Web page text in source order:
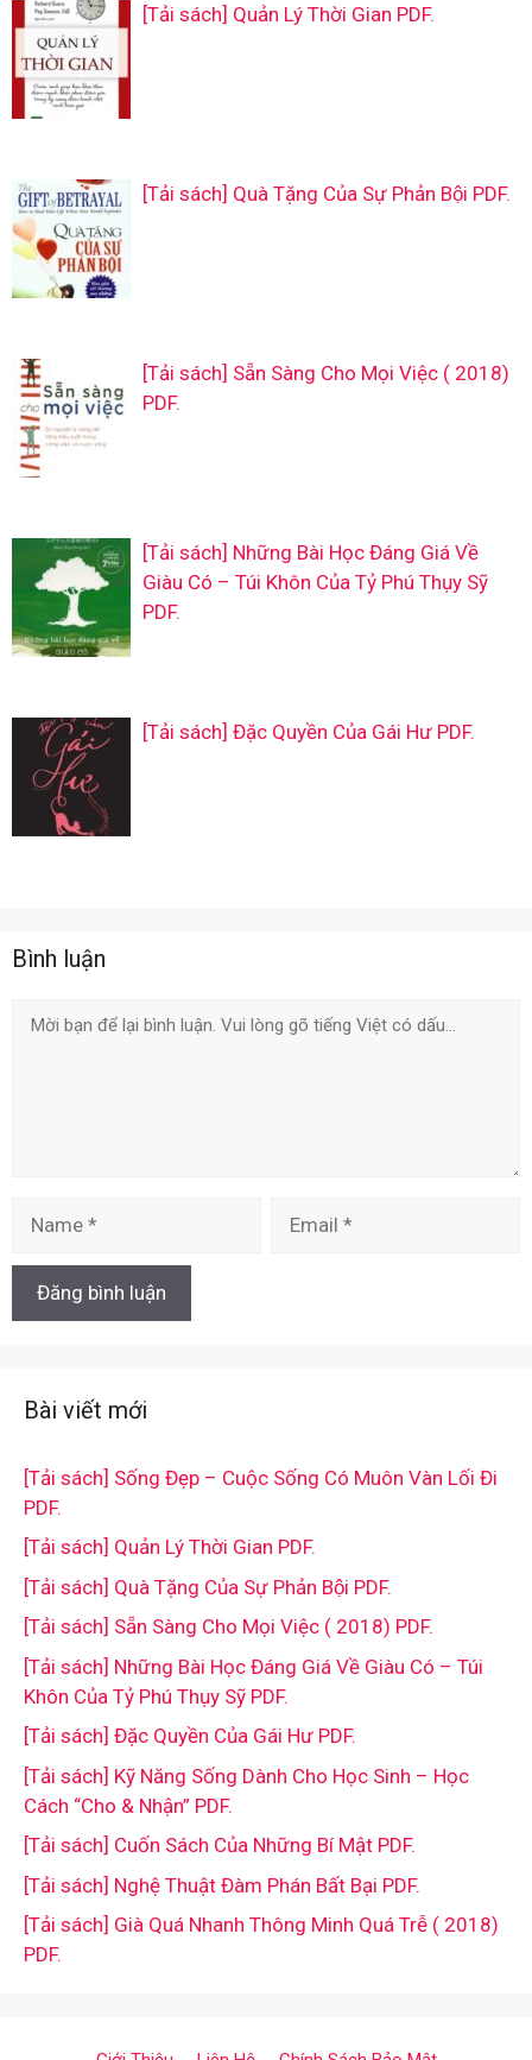
[Tải sách] Quản Lý Thời Gian PDF.
[Tải sách] Quà Tặng Của Sự Phản Bội PDF.
[Tải sách] Sẵn Sàng Cho Mọi Việc ( 2018)
PDF.
[Tải sách] Những Bài Học Đáng Giá Về
Giàu Có – Túi Khôn Của Tỷ Phú Thụy Sỹ
PDF.
[Tải sách] Đặc Quyền Của Gái Hư PDF.
Bình luận
Comment
Bài viết mới
[Tải sách] Sống Đẹp – Cuộc Sống Có Muôn Vàn Lối Đi
PDF.
[Tải sách] Quản Lý Thời Gian PDF.
[Tải sách] Quà Tặng Của Sự Phản Bội PDF.
[Tải sách] Sẵn Sàng Cho Mọi Việc ( 2018) PDF.
[Tải sách] Những Bài Học Đáng Giá Về Giàu Có – Túi
Khôn Của Tỷ Phú Thụy Sỹ PDF.
[Tải sách] Đặc Quyền Của Gái Hư PDF.
[Tải sách] Kỹ Năng Sống Dành Cho Học Sinh – Học
Cách “Cho & Nhận” PDF.
[Tải sách] Cuốn Sách Của Những Bí Mật PDF.
[Tải sách] Nghệ Thuật Đàm Phán Bất Bại PDF.
[Tải sách] Già Quá Nhanh Thông Minh Quá Trễ ( 2018)
PDF.